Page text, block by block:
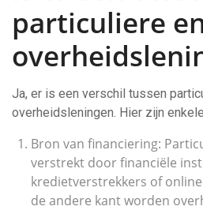
particuliere
Ja, er is een verschil tussen
overheidsleningen. Hier zijn
Bron van financiering:
verstrekt door financiële
kredietverstrekkers of
de andere kant worden